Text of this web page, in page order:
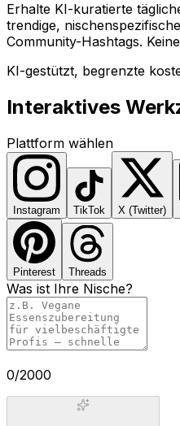
Erhalte KI-kuratierte
trendige,
Community-Hashtags.
KI-gestützt, begrenzte
Interaktives
Plattform wählen
Instagram TikTok X (Twitter)
Pinterest Threads
Was ist Ihre Nische?
0/2000